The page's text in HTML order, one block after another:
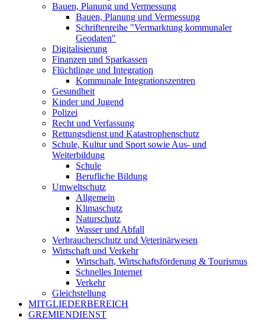
Bauen, Planung und Vermessung
Bauen, Planung und Vermessung
Schriftenreihe "Vermarktung kommunaler
Geodaten"
Digitalisierung
Finanzen und Sparkassen
Flüchtlinge und Integration
Kommunale Integrationszentren
Gesundheit
Kinder und Jugend
Polizei
Recht und Verfassung
Rettungsdienst und Katastrophenschutz
Schule, Kultur und Sport sowie Aus- und
Weiterbildung
Schule
Berufliche Bildung
Umweltschutz
Allgemein
Klimaschutz
Naturschutz
Wasser und Abfall
Verbraucherschutz und Veterinärwesen
Wirtschaft und Verkehr
Wirtschaft, Wirtschaftsförderung & Tourismus
Schnelles Internet
Verkehr
Gleichstellung
MITGLIEDERBEREICH
GREMIENDIENST